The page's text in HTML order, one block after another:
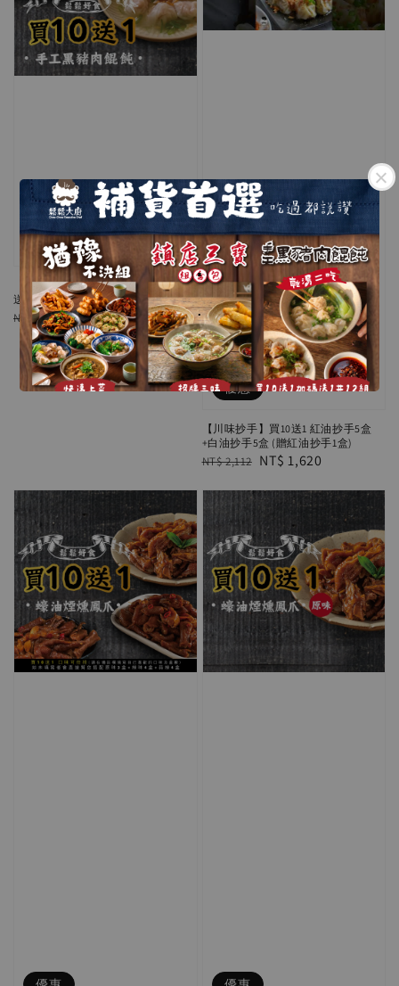
.
.
優惠
【手工黑豬肉餛飩】乾湯兩吃 買10
送1
Regular
price
NT$ 1,870 Sale
price
NT$ 1,500
優惠
【川味抄手】買10送1 紅油抄手5盒
+白油抄手5盒 (贈紅油抄手1盒)
Regular
NT$ 2,112 Sale
NT$ 1,620